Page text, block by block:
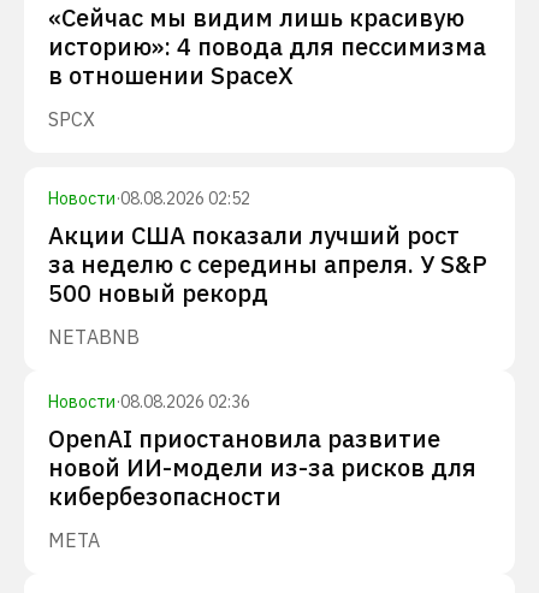
«Сейчас мы видим лишь красивую
историю»: 4 повода для пессимизма
в отношении SpaceX
SPCX
Новости·08.08.2026 02:52
Акции США показали лучший рост
за неделю с середины апреля. У S&P
500 новый рекорд
NETABNB
Новости·08.08.2026 02:36
OpenAI приостановила развитие
новой ИИ-модели из-за рисков для
кибербезопасности
META